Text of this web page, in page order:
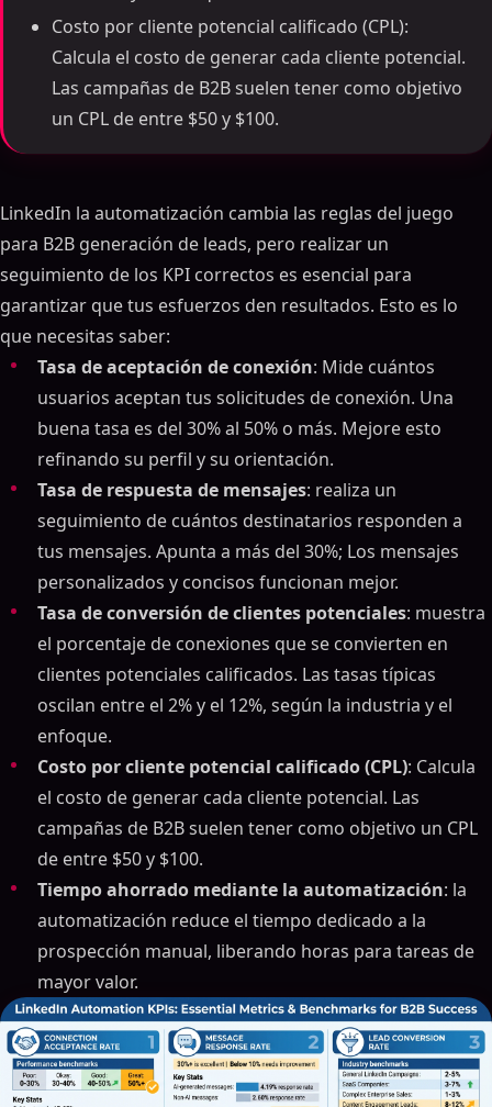
Costo por cliente potencial calificado (CPL):
Calcula el costo de generar cada cliente potencial.
Las campañas de B2B suelen tener como objetivo
un CPL de entre $50 y $100.
LinkedIn la automatización cambia las reglas del juego
para B2B generación de leads, pero realizar un
seguimiento de los KPI correctos es esencial para
garantizar que tus esfuerzos den resultados. Esto es lo
que necesitas saber:
Tasa de aceptación de conexión: Mide cuántos
usuarios aceptan tus solicitudes de conexión. Una
buena tasa es del 30% al 50% o más. Mejore esto
refinando su perfil y su orientación.
Tasa de respuesta de mensajes: realiza un
seguimiento de cuántos destinatarios responden a
tus mensajes. Apunta a más del 30%; Los mensajes
personalizados y concisos funcionan mejor.
Tasa de conversión de clientes potenciales: muestra
el porcentaje de conexiones que se convierten en
clientes potenciales calificados. Las tasas típicas
oscilan entre el 2% y el 12%, según la industria y el
enfoque.
Costo por cliente potencial calificado (CPL): Calcula
el costo de generar cada cliente potencial. Las
campañas de B2B suelen tener como objetivo un CPL
de entre $50 y $100.
Tiempo ahorrado mediante la automatización: la
automatización reduce el tiempo dedicado a la
prospección manual, liberando horas para tareas de
mayor valor.